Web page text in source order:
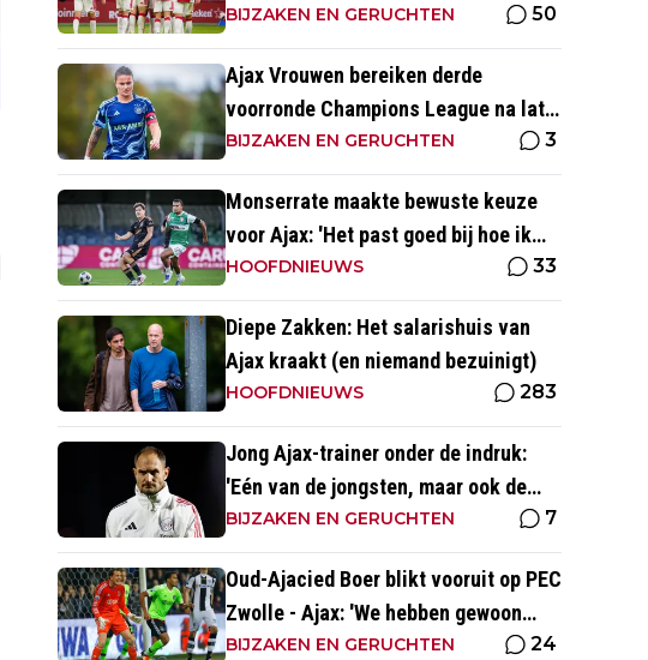
altijd met zege
BIJZAKEN EN GERUCHTEN 50
Ajax Vrouwen bereiken derde
voorronde Champions League na late
zege op Rangers FC
BIJZAKEN EN GERUCHTEN 3
Monserrate maakte bewuste keuze
voor Ajax: 'Het past goed bij hoe ik
naar voetbal kijk’
HOOFDNIEUWS 33
Diepe Zakken: Het salarishuis van
Ajax kraakt (en niemand bezuinigt)
HOOFDNIEUWS 283
Jong Ajax-trainer onder de indruk:
'Eén van de jongsten, maar ook de
meest volwassen'
BIJZAKEN EN GERUCHTEN 7
Oud-Ajacied Boer blikt vooruit op PEC
Zwolle - Ajax: 'We hebben gewoon
weer kans tegen Ajax'
BIJZAKEN EN GERUCHTEN 24